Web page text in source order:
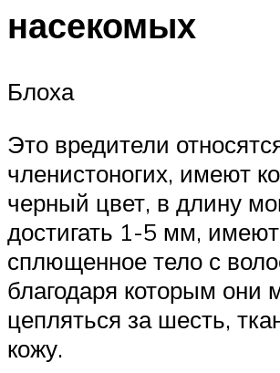
насекомых
Блоха
Это вредители
членистоногих, имеют
черный цвет, в длину
достигать 1-5 мм, имеют
сплющенное тело с
благодаря которым они
цепляться за шесть,
кожу.